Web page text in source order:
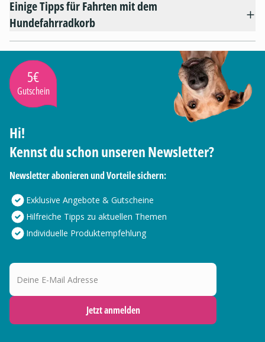
Einige Tipps für Fahrten mit dem
Hundefahrradkorb
5€
Gutschein
Hi!
Kennst du schon unseren Newsletter?
Newsletter abonieren und Vorteile sichern:
Exklusive Angebote & Gutscheine
Hilfreiche Tipps zu aktuellen Themen
Individuelle Produktempfehlung
Deine E-Mail Adresse
Jetzt anmelden